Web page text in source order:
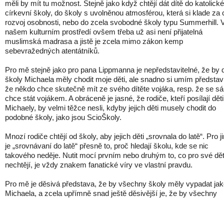
měli by mít tu možnost. Stejně jako když chtějí dát dítě do katolické
církevní školy, do školy s uvolněnou atmosférou, která si klade za
rozvoj osobnosti, nebo do zcela svobodné školy typu Summerhill.
našem kulturním prostředí ovšem třeba už asi není přijatelná
muslimská madrasa a jistě je zcela mimo zákon kemp
sebevražedných atentátníků.
Pro mě stejně jako pro pana Lippmanna je nepředstavitelné, že by
školy Michaela měly chodit moje děti, ale snadno si umím
že někdo chce skutečně mít ze svého dítěte vojáka, resp. že se
chce stát vojákem. A obráceně je jasné, že rodiče, kteří posílají
Michaely, by velmi těžce nesli, kdyby jejich děti musely chodit do
podobné školy, jako jsou ScioŠkoly.
Mnozí rodiče chtějí od školy, aby jejich děti „srovnala do latě“. Pro
je „srovnávaní do latě“ přesně to, proč hledají školu, kde se nic
takového neděje. Nutit mocí prvním nebo druhým to, co pro své
nechtějí, je vždy znakem fanatické víry ve vlastní pravdu.
Pro mě je děsivá představa, že by všechny školy měly vypadat
Michaela, a zcela upřímně snad ještě děsivější je, že by všechny